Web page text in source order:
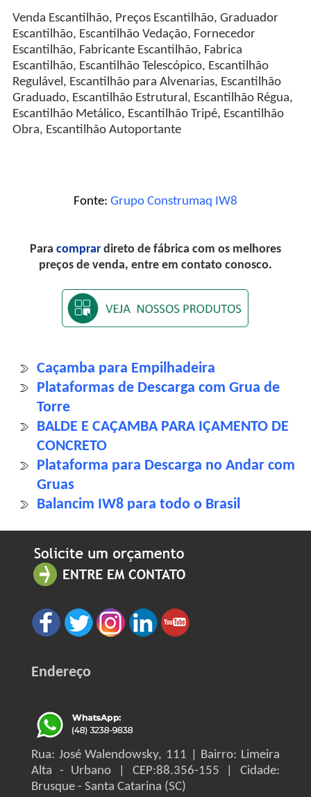
Venda Escantilhão, Preços Escantilhão, Graduador
Escantilhão, Escantilhão Vedação, Fornecedor
Escantilhão, Fabricante Escantilhão, Fabrica
Escantilhão, Escantilhão Telescópico, Escantilhão
Regulável, Escantilhão para Alvenarias, Escantilhão
Graduado, Escantilhão Estrutural, Escantilhão Régua,
Escantilhão Metálico, Escantilhão Tripé, Escantilhão
Obra, Escantilhão Autoportante
Fonte: Grupo Construmaq IW8
Para comprar direto de fábrica com os melhores
preços de venda, entre em contato conosco.
Caçamba para Empilhadeira
Plataformas de Descarga com Grua de
Torre
BALDE E CAÇAMBA PARA IÇAMENTO DE
CONCRETO
Plataforma para Descarga no Andar com
Gruas
Balancim IW8 para todo o Brasil
Endereço
Rua: José Walendowsky, 111 | Bairro: Limeira
Alta - Urbano | CEP:88.356-155 | Cidade:
Brusque - Santa Catarina (SC)